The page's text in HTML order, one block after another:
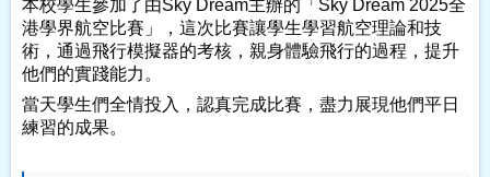
本校學生參加了由Sky Dream主辦的「Sky Dream 2025全
港學界航空比賽」，這次比賽讓學生學習航空理論和技
術，通過飛行模擬器的考核，親身體驗飛行的過程，提升
他們的實踐能力。
當天學生們全情投入，認真完成比賽，盡力展現他們平日
練習的成果。